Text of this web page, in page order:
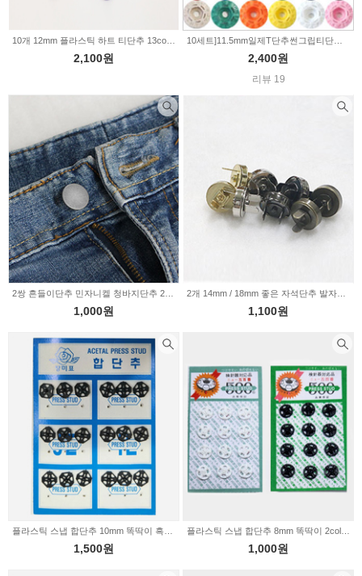
2,100원 2,400원
리뷰 19
1,000원 1,100원
플라스틱 스냅 합단추 10mm 똑딱이 흑색 대 16-917
1,500원
플라스틱 스냅 합단추 8mm 똑딱이 2color 16-919
1,000원